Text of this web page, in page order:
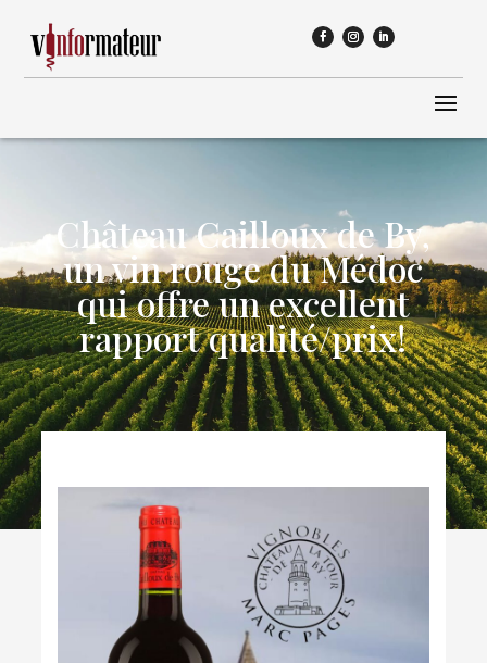
Château Cailloux de By,
un vin rouge du Médoc
qui offre un excellent
rapport qualité/prix!